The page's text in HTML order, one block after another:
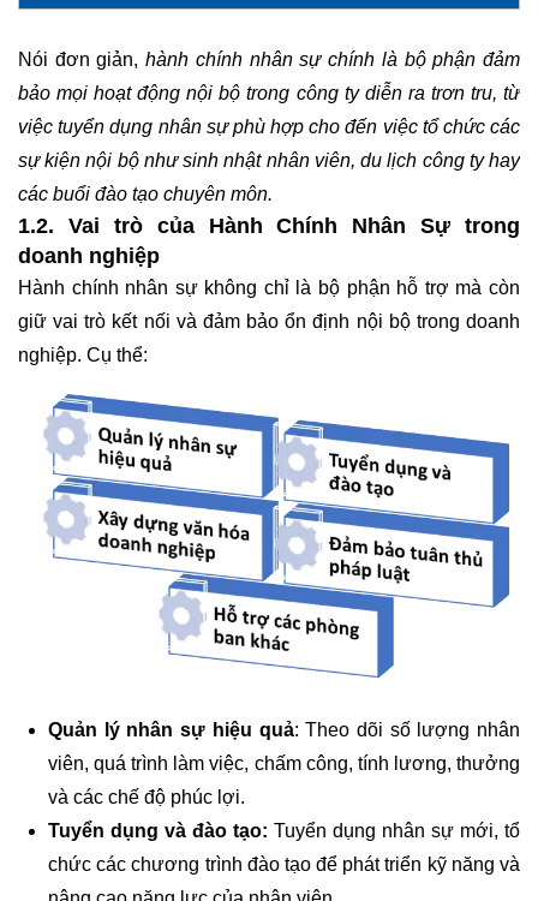
Nói đơn giản,hành chính nhân sự chính là bộ phận đảm
bảo mọi hoạt động nội bộ trong công ty diễn ra trơn tru, từ
việc tuyển dụng nhân sự phù hợp cho đến việc tổ chức các
sự kiện nội bộ như sinh nhật nhân viên, du lịch công ty hay
các buổi đào tạo chuyên môn.
1.2. Vai trò của Hành Chính Nhân Sự trong
doanh nghiệp
Hành chính nhân sự không chỉ là bộ phận hỗ trợ mà còn
giữ vai trò kết nối và đảm bảo ổn định nội bộ trong doanh
nghiệp. Cụ thể:
Quản lý nhân sự hiệu quả: Theo dõi số lượng nhân
viên, quá trình làm việc, chấm công, tính lương, thưởng
và các chế độ phúc lợi.
Tuyển dụng và đào tạo: Tuyển dụng nhân sự mới, tổ
chức các chương trình đào tạo để phát triển kỹ năng và